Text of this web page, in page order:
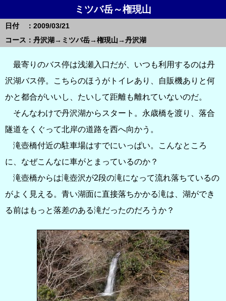
ミツバ岳～権現山
日付 ：2009/03/21
コース：丹沢湖→ミツバ岳→権現山→丹沢湖
最寄りのバス停は浅瀬入口だが、いつも利用するのは丹
沢湖バス停。こちらのほうがトイレあり、自販機ありと何
かと都合がいいし、たいして距離も離れていないのだ。
そんなわけで丹沢湖からスタート。永歳橋を渡り、落合
隧道をくぐって北岸の道路を西へ向かう。
滝壺橋付近の駐車場はすでにいっぱい。こんなところ
に、なぜこんなに車がとまっているのか？
滝壺橋からは滝壺沢が2段の滝になって流れ落ちているの
がよく見える。青い湖面に直接落ちかかる滝は、湖ができ
る前はもっと落差のある滝だったのだろうか？